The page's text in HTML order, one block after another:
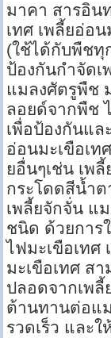
มาคา สารอิน
เทศ เพลี้ยอ่อน
(ใช้ได้กับพืชทุ
ป้องกันกำจัดเ
แมลงศัตรูพืช
ลอยด์จากพืช
เพื่อป้องกันแล
อ่อนมะเขือเท
ยอื่นๆเช่น เพ
กระโดดสีน้ำต
เพลี้ยจักจั่น แ
ชนิด ด้วยการ
ไฟมะเขือเทศ
มะเขือเทศ ส
ปลอดจากเพ
ต้านทานต่อแ
รวดเร็ว และ